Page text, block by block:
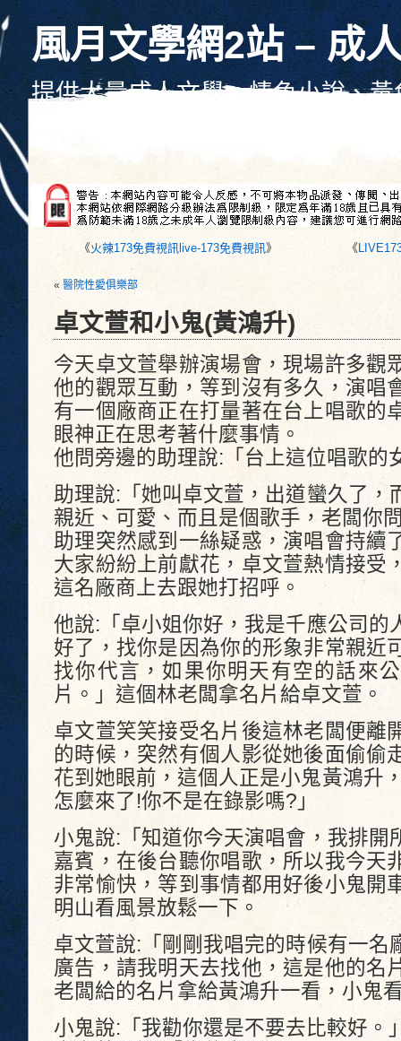
風月文學網2站 – 成
提供大量成人文學、情色小說、
《火辣173免費視訊live-173免費視訊》 《
« 醫院性愛俱樂部
卓文萱和小鬼(黃鴻升)
今天卓文萱舉辦演場會，現場許多觀
他的觀眾互動，等到沒有多久，演唱
有一個廠商正在打量著在台上唱歌的
眼神正在思考著什麼事情。
他問旁邊的助理說:「台上這位唱歌的
助理說:「她叫卓文萱，出道蠻久了，
親近、可愛、而且是個歌手，老闆你
助理突然感到一絲疑惑，演唱會持續
大家紛紛上前獻花，卓文萱熱情接受
這名廠商上去跟她打招呼。
他說:「卓小姐你好，我是千應公司的
好了，找你是因為你的形象非常親近
找你代言，如果你明天有空的話來
片。」這個林老闆拿名片給卓文萱。
卓文萱笑笑接受名片後這林老闆便離
的時候，突然有個人影從她後面偷偷
花到她眼前，這個人正是小鬼黃鴻升
怎麼來了!你不是在錄影嗎?」
小鬼說:「知道你今天演唱會，我排開
嘉賓，在後台聽你唱歌，所以我今天
非常愉快，等到事情都用好後小鬼開
明山看風景放鬆一下。
卓文萱說:「剛剛我唱完的時候有一名
廣告，請我明天去找他，這是他的名
老闆給的名片拿給黃鴻升一看，小鬼
小鬼說:「我勸你還是不要去比較好。